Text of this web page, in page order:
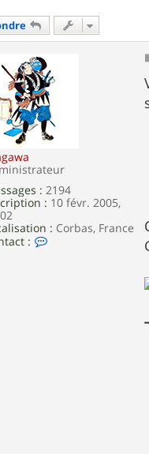
: 2194
: 10 févr. 2005,
: Corbas, France
: